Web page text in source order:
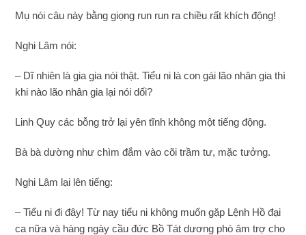
Mụ nói câu này bằng giọng run run ra chiều rất khích động!
Nghi Lâm nói:
– Dĩ nhiên là gia gia nói thật. Tiểu ni là con gái lão nhân gia thì
khi nào lão nhân gia lại nói dối?
Linh Quy các bỗng trở lại yên tĩnh không một tiếng động.
Bà bà dường như chìm đắm vào cõi trầm tư, mặc tưởng.
Nghi Lâm lại lên tiếng:
– Tiểu ni đi đây! Từ nay tiểu ni không muốn gặp Lệnh Hồ đại
ca nữa và hàng ngày cầu đức Bồ Tát dương phò âm trợ cho